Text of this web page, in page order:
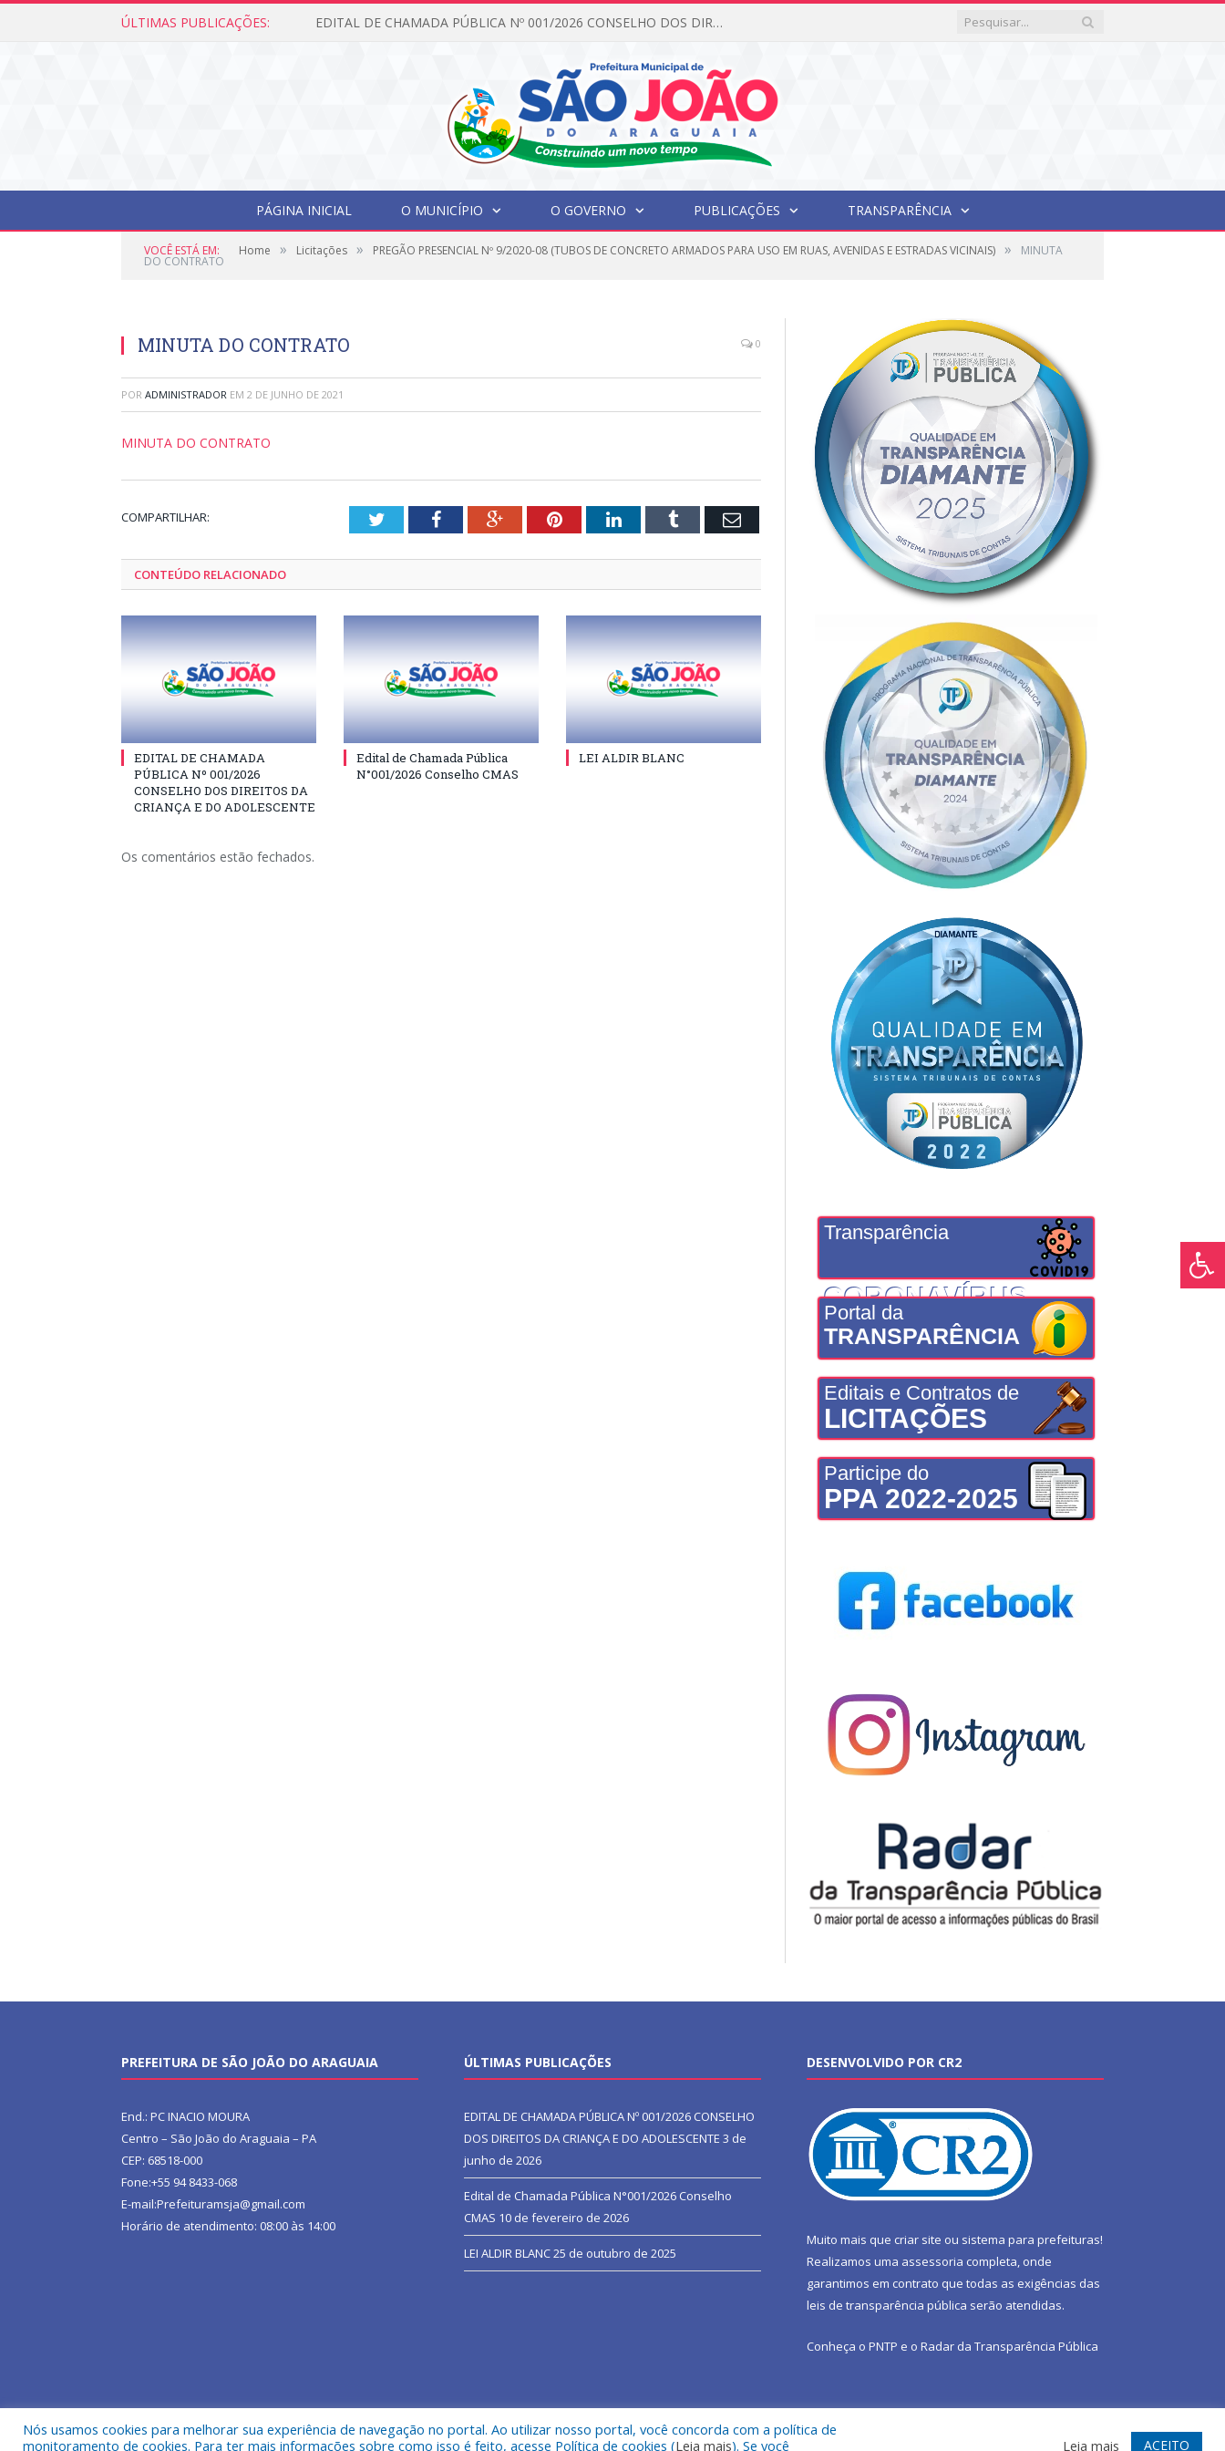
ÚLTIMAS PUBLICAÇÕES: EDITAL DE CHAMADA PÚBLICA Nº 001/2026 CONSELHO DOS DIREITOS DA CRIANÇA E DO ADOLESCENTE
PÁGINA INICIAL O MUNICÍPIO O GOVERNO PUBLICAÇÕES TRANSPARÊNCIA
VOCÊ ESTÁ EM: Home » Licitações » PREGÃO PRESENCIAL Nº 9/2020-08 (TUBOS DE CONCRETO ARMADOS PARA USO EM RUAS, AVENIDAS E ESTRADAS VICINAIS) » MINUTA
DO CONTRATO
MINUTA DO CONTRATO 0
POR ADMINISTRADOR EM 2 DE JUNHO DE 2021
MINUTA DO CONTRATO
COMPARTILHAR: TwitterFacebookGoogle+PinterestLinkedInTumblr Email
CONTEÚDO RELACIONADO
EDITAL DE CHAMADA
PÚBLICA Nº 001/2026
CONSELHO DOS DIREITOS DA
CRIANÇA E DO ADOLESCENTE
Edital de Chamada Pública
N°001/2026 Conselho CMAS
LEI ALDIR BLANC
Os comentários estão fechados.
Transparência
CORONAVÍRUS
Portal da
TRANSPARÊNCIA
Editais e Contratos de
LICITAÇÕES
Participe do
PPA 2022-2025
PREFEITURA DE SÃO JOÃO DO ARAGUAIA
End.: PC INACIO MOURA
Centro – São João do Araguaia – PA
CEP: 68518-000
Fone:+55 94 8433-068
E-mail:Prefeituramsja@gmail.com
Horário de atendimento: 08:00 às 14:00
ÚLTIMAS PUBLICAÇÕES
EDITAL DE CHAMADA PÚBLICA Nº 001/2026 CONSELHO
DOS DIREITOS DA CRIANÇA E DO ADOLESCENTE 3 de
junho de 2026
Edital de Chamada Pública N°001/2026 Conselho
CMAS 10 de fevereiro de 2026
LEI ALDIR BLANC25 de outubro de 2025
DESENVOLVIDO POR CR2
Muito mais que criar site ou sistema para prefeituras!
Realizamos uma assessoria completa, onde
garantimos em contrato que todas as exigências das
leis de transparência pública serão atendidas.
Conheça o PNTP e o Radar da Transparência Pública
Todos os direitos reservados a Prefeitura Municipal de São João do Araguaia. Mapa do Site Acessar Webmail
Nós usamos cookies para melhorar sua experiência de navegação no portal. Ao utilizar nosso portal, você concorda com a política de
monitoramento de cookies. Para ter mais informações sobre como isso é feito, acesse Política de cookies (Leia mais). Se você Leia mais ACEITO